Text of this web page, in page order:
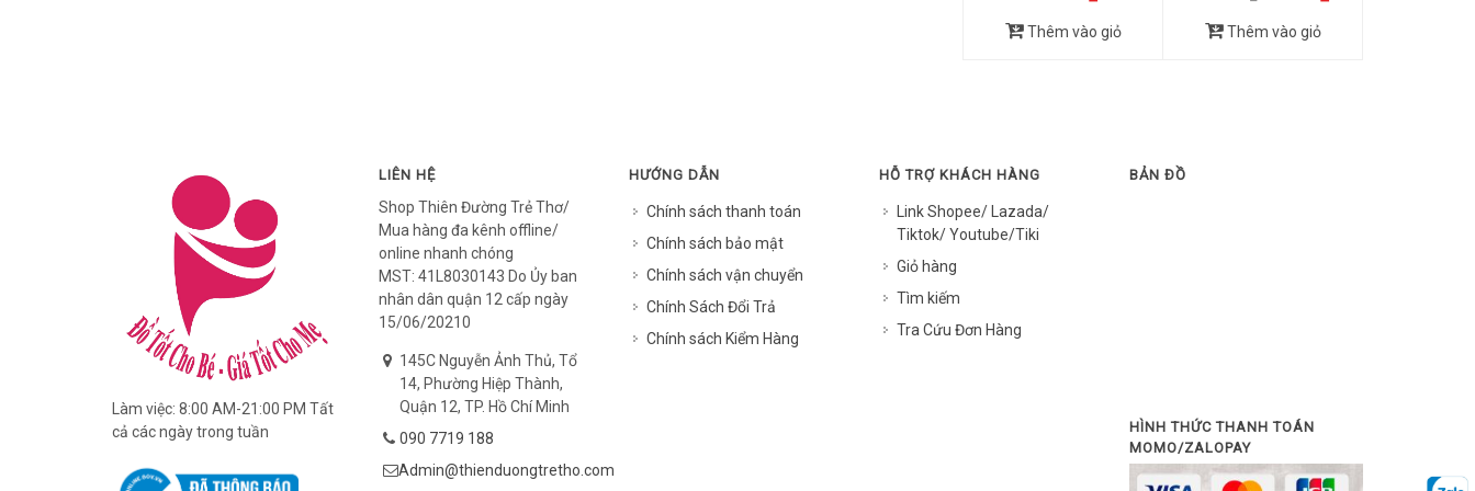
Thêm vào giỏ Thêm vào giỏ
Làm việc: 8:00 AM-21:00 PM Tất
cả các ngày trong tuần
LIÊN HỆ
Shop Thiên Đường Trẻ Thơ/
Mua hàng đa kênh offline/
online nhanh chóng
MST: 41L8030143 Do Ủy ban
nhân dân quận 12 cấp ngày
15/06/20210
145C Nguyễn Ảnh Thủ, Tổ
14, Phường Hiệp Thành,
Quận 12, TP. Hồ Chí Minh
090 7719 188
Admin@thienduongtretho.com
HƯỚNG DẪN
Chính sách thanh toán
Chính sách bảo mật
Chính sách vận chuyển
Chính Sách Đổi Trả
Chính sách Kiểm Hàng
HỖ TRỢ KHÁCH HÀNG
Link Shopee/ Lazada/
Tiktok/ Youtube/Tiki
Giỏ hàng
Tìm kiếm
Tra Cứu Đơn Hàng
BẢN ĐỒ
HÌNH THỨC THANH TOÁN
MOMO/ZALOPAY